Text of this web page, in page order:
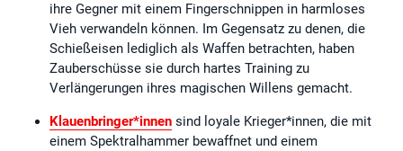
ihre Gegner mit einem Fingerschnippen in harmloses
Vieh verwandeln können. Im Gegensatz zu denen, die
Schießeisen lediglich als Waffen betrachten, haben
Zauberschüsse sie durch hartes Training zu
Verlängerungen ihres magischen Willens gemacht.
Klauenbringer*innen sind loyale Krieger*innen, die mit
einem Spektralhammer bewaffnet und einem